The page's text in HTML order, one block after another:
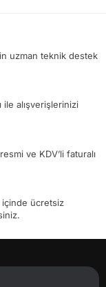
uzman teknik destek
ile alışverişlerinizi
ve KDV’li faturalı
içinde ücretsiz